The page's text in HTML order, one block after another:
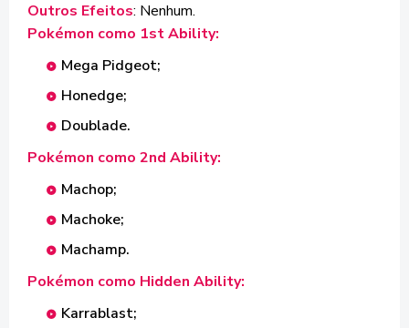
Outros Efeitos: Nenhum.
Pokémon como 1st Ability:
Mega Pidgeot;
Honedge;
Doublade.
Pokémon como 2nd Ability:
Machop;
Machoke;
Machamp.
Pokémon como Hidden Ability:
Karrablast;